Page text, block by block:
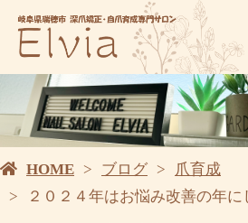
HOME ブログ
爪育成
２０２４年はお悩み改善の年に